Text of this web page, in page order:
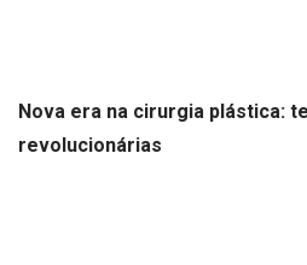
Nova era na cirurgia plástica:
revolucionárias